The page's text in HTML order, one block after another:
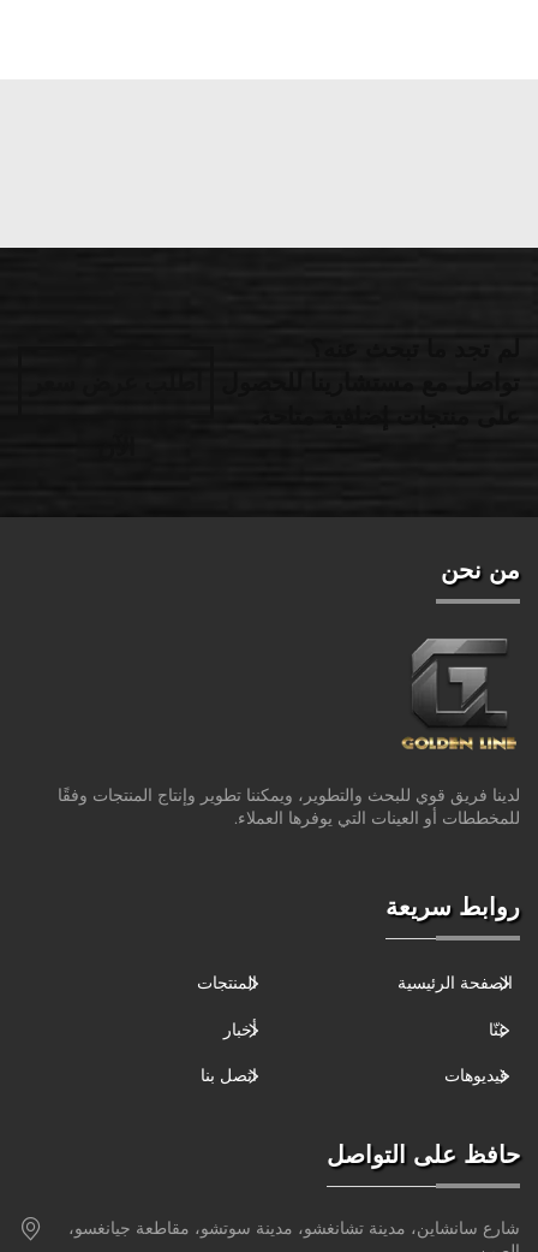
من نحن
لدينا فريق قوي للبحث والتطوير، ويمكننا تطوير وإنتاج المنتجات وفقًا
للمخططات أو العينات التي يوفرها العملاء.
روابط سريعة
الصفحة الرئيسية المنتجات
عنّا أخبار
فيديوهات اتصل بنا
حافظ على التواصل
شارع سانشاين، مدينة تشانغشو، مدينة سوتشو، مقاطعة جيانغسو،